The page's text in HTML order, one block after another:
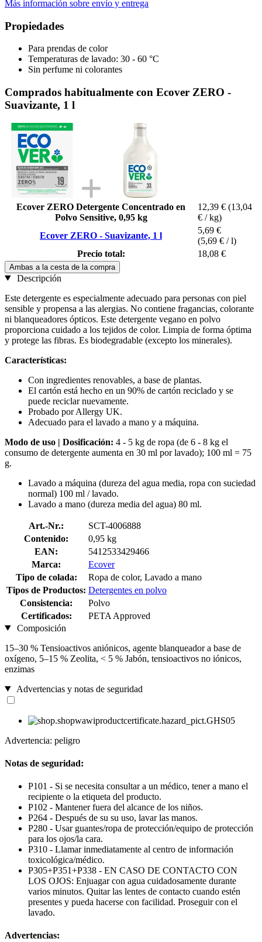
Más información sobre envío y entrega
Propiedades
Para prendas de color
Temperaturas de lavado: 30 - 60 °C
Sin perfume ni colorantes
Comprados habitualmente con Ecover ZERO -
Suavizante, 1 l
Ecover ZERO Detergente Concentrado en
Polvo Sensitive, 0,95 kg
12,39 € (13,04
€ / kg)
Ecover ZERO - Suavizante, 1 l
5,69 €
(5,69 € / l)
Precio total:
18,08 €
Ambas a la cesta de la compra
Descripción
Este detergente es especialmente adecuado para personas con piel
sensible y propensa a las alergias. No contiene fragancias, colorante
ni blanqueadores ópticos. Este detergente vegano en polvo
proporciona cuidado a los tejidos de color. Limpia de forma óptima
y protege las fibras. Es biodegradable (excepto los minerales).
Características:
Con ingredientes renovables, a base de plantas.
El cartón está hecho en un 90% de cartón reciclado y se
puede reciclar nuevamente.
Probado por Allergy UK.
Adecuado para el lavado a mano y a máquina.
Modo de uso | Dosificación: 4 - 5 kg de ropa (de 6 - 8 kg el
consumo de detergente aumenta en 30 ml por lavado); 100 ml = 75
g.
Lavado a máquina (dureza del agua media, ropa con suciedad
normal) 100 ml / lavado.
Lavado a mano (dureza media del agua) 80 ml.
Art.-Nr.:
SCT-4006888
Contenido:
0,95 kg
EAN:
5412533429466
Marca:
Ecover
Tipo de colada:
Ropa de color, Lavado a mano
Tipos de Productos: Detergentes en polvo
Consistencia:
Polvo
Certificados:
PETA Approved
Composición
15–30 % Tensioactivos aniónicos, agente blanqueador a base de
oxígeno, 5–15 % Zeolita, < 5 % Jabón, tensioactivos no iónicos,
enzimas
Advertencias y notas de seguridad
Advertencia: peligro
Notas de seguridad:
P101 - Si se necesita consultar a un médico, tener a mano el
recipiente o la etiqueta del producto.
P102 - Mantener fuera del alcance de los niños.
P264 - Después de su su uso, lavar las manos.
P280 - Usar guantes/ropa de protección/equipo de protección
para los ojos/la cara.
P310 - Llamar inmediatamente al centro de información
toxicológica/médico.
P305+P351+P338 - EN CASO DE CONTACTO CON
LOS OJOS: Enjuagar con agua cuidadosamente durante
varios minutos. Quitar las lentes de contacto cuando estén
presentes y pueda hacerse con facilidad. Proseguir con el
lavado.
Advertencias: